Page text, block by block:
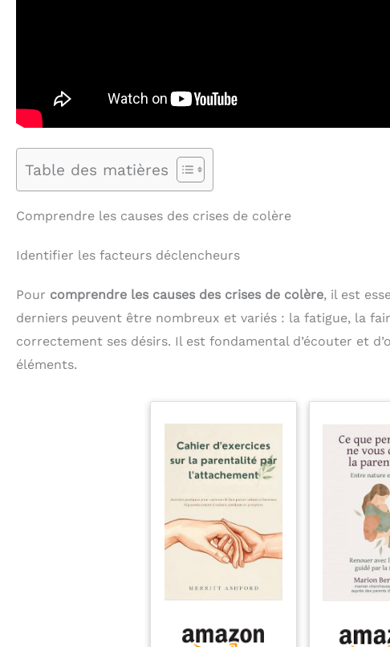
Table des matières
Comprendre les causes des crises de colère
Identifier les facteurs déclencheurs
Pour comprendre les causes des crises de colère, il est
derniers peuvent être nombreux et variés : la fatigue, la
correctement ses désirs. Il est fondamental d’écouter et
éléments.